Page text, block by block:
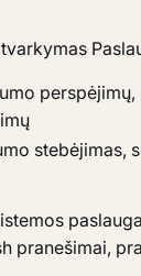
stebėjimas,
pranešimai,